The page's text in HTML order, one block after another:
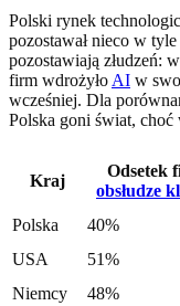
Polski rynek
pozostawał nieco w
pozostawiają złudzeń:
firm wdrożyło AI w
wcześniej. Dla
Polska goni świat, choć
Kraj
Odsetek
obsłudze
Polska
40%
USA
51%
Niemcy
48%